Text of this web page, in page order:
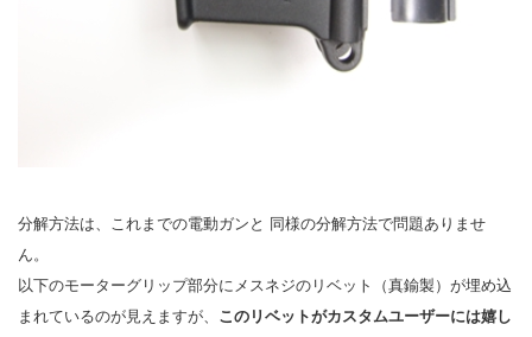
分解方法は、これまでの電動ガンと 同様の分解方法で問題ありませ
ん。
以下のモーターグリップ部分にメスネジのリベット（真鍮製）が埋め込
まれているのが見えますが、 このリベットがカスタムユーザーには嬉し